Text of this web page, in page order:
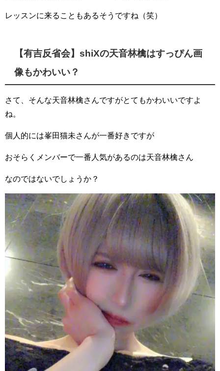
レッスンに来ることもあるそうですね（笑）
【有吉反省会】shiXの天音林檎はすっぴん画
像もかわいい？
さて、そんな天音林檎さんですがとてもかわいいですよ
ね。
個人的には峯田猫未さんが一番好きですが
おそらくメンバーで一番人気があるのは天音林檎さん
なのではないでしょうか？